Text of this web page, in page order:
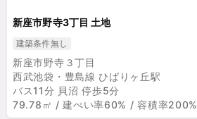
新座市野寺3丁目 土地
建築条件無し
新座市野寺３丁目
西武池袋・豊島線 ひばりヶ丘駅
バス11分 貝沼 停歩5分
79.78㎡ / 建ぺい率60% / 容積率200%